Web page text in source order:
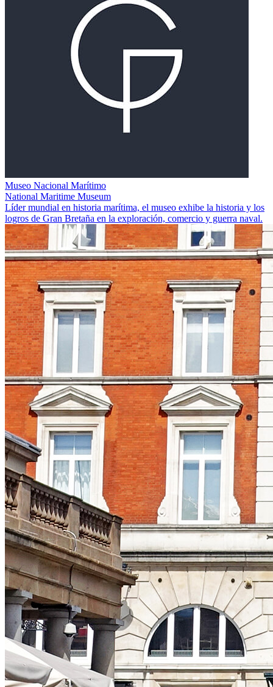
Museo Nacional Marítimo
National Maritime Museum
Líder mundial en historia marítima, el museo exhibe la historia y los
logros de Gran Bretaña en la exploración, comercio y guerra naval.